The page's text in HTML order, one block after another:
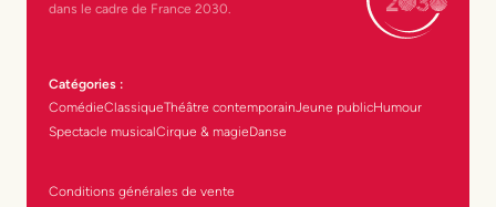
dans le cadre de France 2030.
Catégories :
ComédieClassiqueThéâtre contemporainJeune publicHumour
Spectacle musicalCirque & magieDanse
Conditions générales de vente